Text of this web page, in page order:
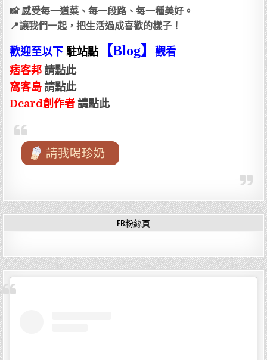
📸 感受每一道菜、每一段路、每一種美好。
📍讓我們一起，把生活過成喜歡的樣子！
歡迎至以下駐站點 【Blog】觀看
痞客邦 請點此
窩客島請點此
Dcard創作者 請點此
請我喝珍奶
FB粉絲頁